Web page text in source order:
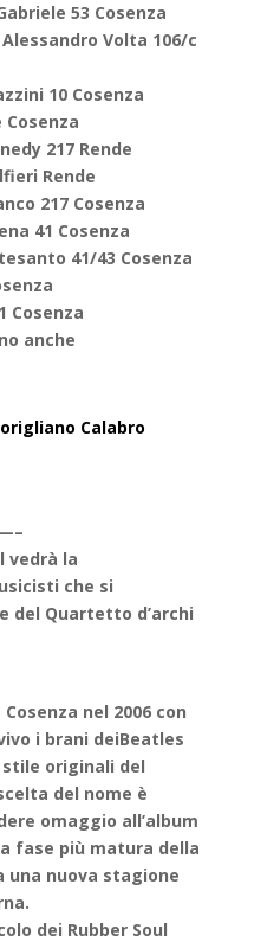
53 Cosenza
Volta 106/c
10 Cosenza
217 Rende
Rende
217 Cosenza
41 Cosenza
41/43 Cosenza
Cosenza
anche
Calabro
vedrà la
che si
del Quartetto d’archi
nel 2006 con
i brani deiBeatles
originali del
del nome è
omaggio all’album
fase più matura della
una nuova stagione
dei Rubber Soul